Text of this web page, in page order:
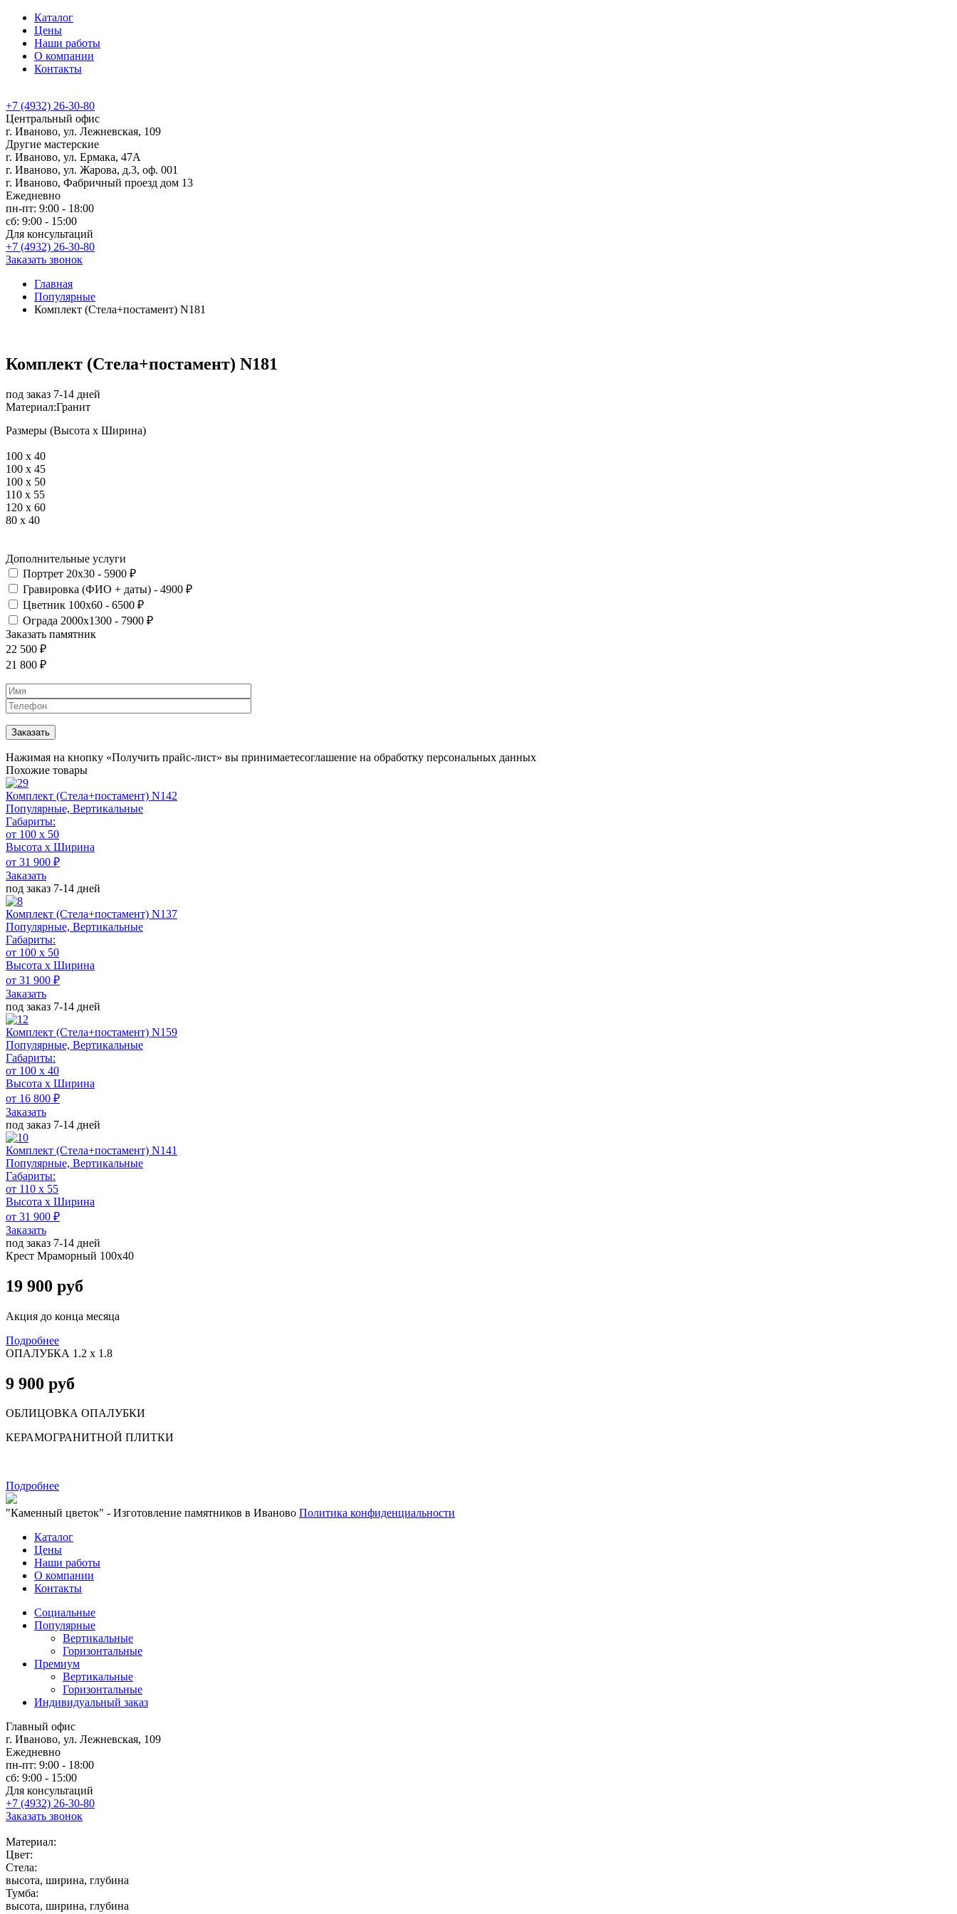
Каталог
Цены
Наши работы
О компании
Контакты
+7 (4932) 26-30-80
Центральный офис
г. Иваново, ул. Лежневская, 109
Другие мастерские
г. Иваново, ул. Ермака, 47А
г. Иваново, ул. Жарова, д.3, оф. 001
г. Иваново, Фабричный проезд дом 13
Ежедневно
пн-пт: 9:00 - 18:00
сб: 9:00 - 15:00
Для консультаций
+7 (4932) 26-30-80
Заказать звонок
Главная
Популярные
Комплект (Стела+постамент) N181
Комплект (Стела+постамент) N181
под заказ 7-14 дней
Материал:Гранит
Размеры (Высота х Ширина)
100 х 40
100 x 45
100 x 50
110 x 55
120 x 60
80 х 40
Дополнительные услуги
Портрет 20х30 - 5900 ₽
Гравировка (ФИО + даты) - 4900 ₽
Цветник 100х60 - 6500 ₽
Ограда 2000х1300 - 7900 ₽
Заказать памятник
22 500 ₽
21 800 ₽
Нажимая на кнопку «Получить прайс-лист» вы принимаетесоглашение на обработку персональных данных
Похожие товары
Комплект (Стела+постамент) N142
Популярные, Вертикальные
Габариты:
от 100 x 50
Высота х Ширина
от 31 900 ₽
Заказать
под заказ 7-14 дней
Комплект (Стела+постамент) N137
Популярные, Вертикальные
Габариты:
от 100 x 50
Высота х Ширина
от 31 900 ₽
Заказать
под заказ 7-14 дней
Комплект (Стела+постамент) N159
Популярные, Вертикальные
Габариты:
от 100 х 40
Высота х Ширина
от 16 800 ₽
Заказать
под заказ 7-14 дней
Комплект (Стела+постамент) N141
Популярные, Вертикальные
Габариты:
от 110 x 55
Высота х Ширина
от 31 900 ₽
Заказать
под заказ 7-14 дней
Крест Мраморный 100х40
19 900 руб
Акция до конца месяца
Подробнее
ОПАЛУБКА 1.2 х 1.8
9 900 руб
ОБЛИЦОВКА ОПАЛУБКИ
КЕРАМОГРАНИТНОЙ ПЛИТКИ
Подробнее
"Каменный цветок" - Изготовление памятников в Иваново Политика конфиденциальности
Каталог
Цены
Наши работы
О компании
Контакты
Социальные
Популярные
Вертикальные
Горизонтальные
Премиум
Вертикальные
Горизонтальные
Индивидуальный заказ
Главный офис
г. Иваново, ул. Лежневская, 109
Ежедневно
пн-пт: 9:00 - 18:00
сб: 9:00 - 15:00
Для консультаций
+7 (4932) 26-30-80
Заказать звонок
Материал:
Цвет:
Стела:
высота, ширина, глубина
Тумба:
высота, ширина, глубина